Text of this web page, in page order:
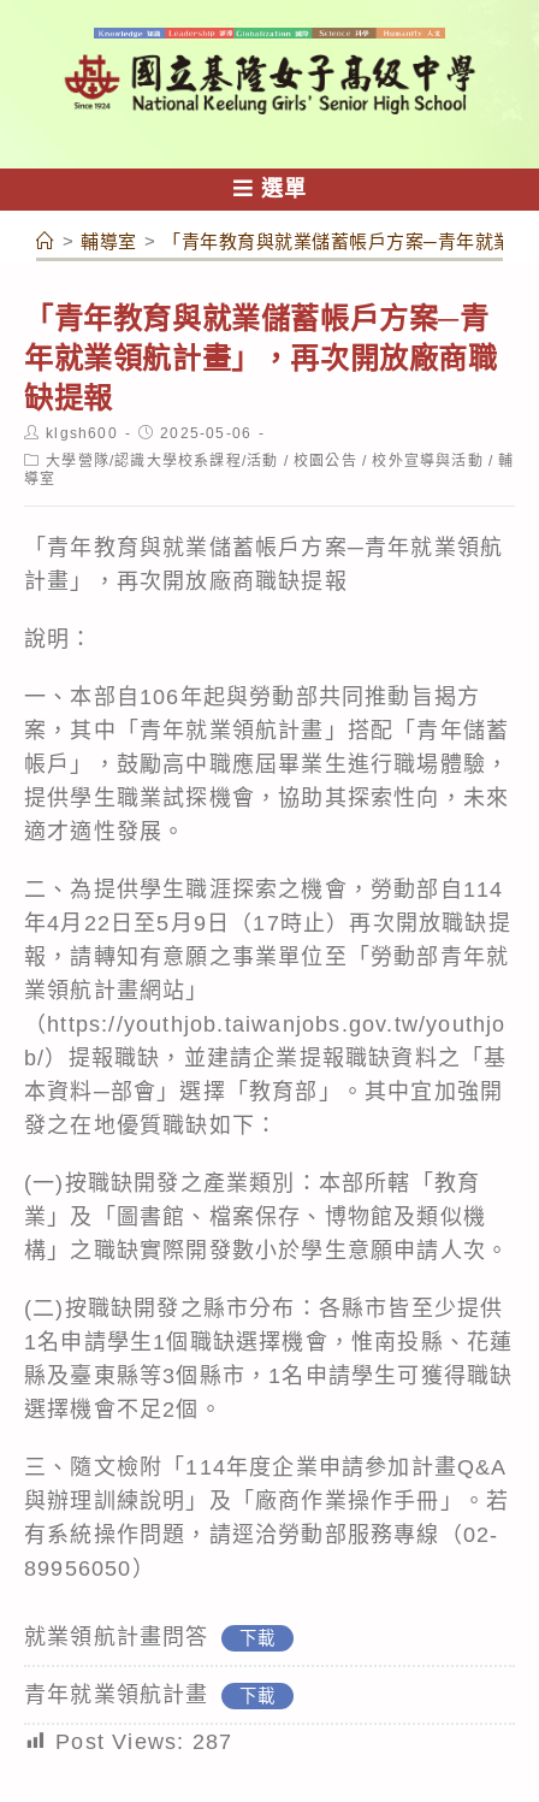
容
選單
> 輔導室 > 「青年教育與就業儲蓄帳戶方案─青年就業
「青年教育與就業儲蓄帳戶方案─青
年就業領航計畫」，再次開放廠商職
缺提報
Post
author:
klgsh600
Post
published:
2025-05-06
Post
category:
大學營隊/認識大學校系課程/活動 / 校園公告 / 校外宣導與活動 / 輔
導室
「青年教育與就業儲蓄帳戶方案─青年就業領航
計畫」，再次開放廠商職缺提報
說明：
一、本部自106年起與勞動部共同推動旨揭方
案，其中「青年就業領航計畫」搭配「青年儲蓄
帳戶」，鼓勵高中職應屆畢業生進行職場體驗，
提供學生職業試探機會，協助其探索性向，未來
適才適性發展。
二、為提供學生職涯探索之機會，勞動部自114
年4月22日至5月9日（17時止）再次開放職缺提
報，請轉知有意願之事業單位至「勞動部青年就
業領航計畫網站」
（https://youthjob.taiwanjobs.gov.tw/youthjo
b/）提報職缺，並建請企業提報職缺資料之「基
本資料─部會」選擇「教育部」。其中宜加強開
發之在地優質職缺如下：
(一)按職缺開發之產業類別：本部所轄「教育
業」及「圖書館、檔案保存、博物館及類似機
構」之職缺實際開發數小於學生意願申請人次。
(二)按職缺開發之縣市分布：各縣市皆至少提供
1名申請學生1個職缺選擇機會，惟南投縣、花蓮
縣及臺東縣等3個縣市，1名申請學生可獲得職缺
選擇機會不足2個。
三、隨文檢附「114年度企業申請參加計畫Q&A
與辦理訓練說明」及「廠商作業操作手冊」。若
有系統操作問題，請逕洽勞動部服務專線（02-
89956050）
就業領航計畫問答 下載
青年就業領航計畫 下載
Post Views: 287